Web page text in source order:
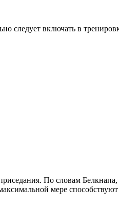
следует включать в
По словам
мере